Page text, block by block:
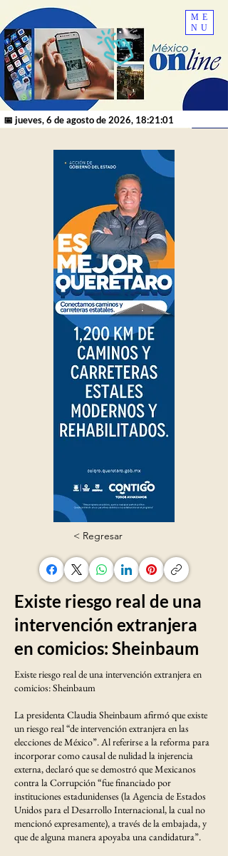
ME
NU
📅 jueves, 6 de agosto de 2026, 18:21:01
< Regresar
Existe riesgo real de una
intervención extranjera
en comicios: Sheinbaum
Existe riesgo real de una intervención extranjera en
comicios: Sheinbaum
La presidenta Claudia Sheinbaum afirmó que existe
un riesgo real “de intervención extranjera en las
elecciones de México”. Al referirse a la reforma para
incorporar como causal de nulidad la injerencia
externa, declaró que se demostró que Mexicanos
contra la Corrupción “fue financiado por
instituciones estadunidenses (la Agencia de Estados
Unidos para el Desarrollo Internacional, la cual no
mencionó expresamente), a través de la embajada, y
que de alguna manera apoyaba una candidatura”.